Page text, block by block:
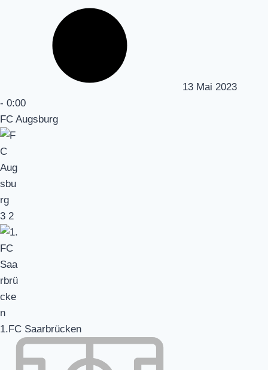
13 Mai 2023
- 0:00
FC Augsburg
3 2
1.FC Saarbrücken